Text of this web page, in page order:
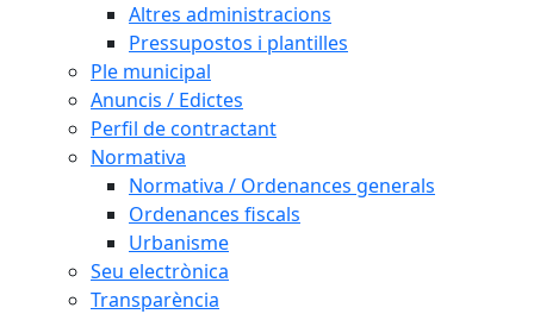
Altres administracions
Pressupostos i plantilles
Ple municipal
Anuncis / Edictes
Perfil de contractant
Normativa
Normativa / Ordenances generals
Ordenances fiscals
Urbanisme
Seu electrònica
Transparència